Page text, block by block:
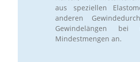
aus speziellen
anderen
Gewindelängen bei
Mindestmengen an.